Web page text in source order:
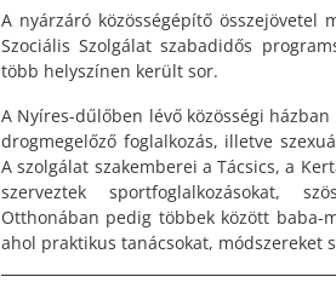
A nyárzáró közösségépítő
Szociális Szolgálat szabadidős
több helyszínen került sor.
A Nyíres-dűlőben lévő közösségi
drogmegelőző foglalkozás, illetve
A szolgálat szakemberei a Tácsics, a
szerveztek sportfoglalkozásokat,
Otthonában pedig többek között baba-
ahol praktikus tanácsokat, módszereket